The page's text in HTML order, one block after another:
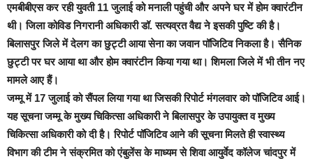
एमबीबीएस कर रही युवती 11 जुलाई को मनाली पहुंची और अपने घर में होम क्वारंटीन
थी। जिला कोविड निगरानी अधिकारी डॉ. सत्यव्रत वैद्य ने इसकी पुष्टि की है।
बिलासपुर जिले में देलग का छुट्टी आया सेना का जवान पॉजिटिव निकला है। सैनिक
छुट्टी पर घर आया था और होम क्वारंटीन किया गया था। शिमला जिले में भी तीन नए
मामले आए हैं।
जम्मू में 17 जुलाई को सैंपल लिया गया था जिसकी रिपोर्ट मंगलवार को पॉजिटिव आई।
यह सूचना जम्मू के मुख्य चिकित्सा अधिकारी ने बिलासपुर के उपायुक्त व मुख्य
चिकित्सा अधिकारी को दी है। रिपोर्ट पॉजिटिव आने की सूचना मिलते ही स्वास्थ्य
विभाग की टीम ने संक्रमित को एंबुलेंस के माध्यम से शिवा आयुर्वेद कॉलेज चांदपुर में